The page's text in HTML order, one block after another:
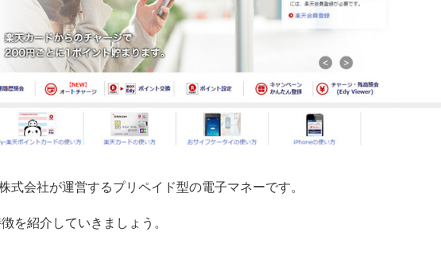
式会社が運営するプリペイド型の電子マネーです。
を紹介していきましょう。